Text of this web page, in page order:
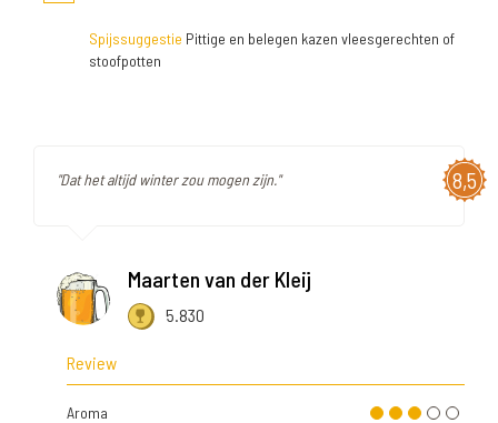
Spijssuggestie Pittige en belegen kazen vleesgerechten of
stoofpotten
8,5
"Dat het altijd winter zou mogen zijn."
Maarten van der Kleij
5.830
Review
Aroma